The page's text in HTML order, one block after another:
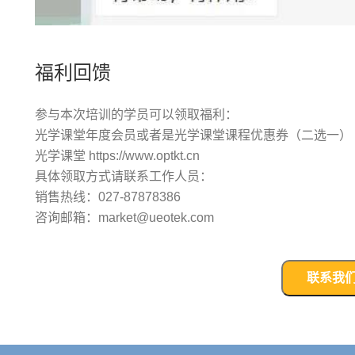
福利回馈
参与本次培训的学员可以领取福利：
光学课堂年度会员或者是光学课堂课程优惠券（二选一）
光学课堂 https://www.optkt.cn
具体领取方式请联系工作人员：
销售热线：027-87878386
咨询邮箱：market@ueotek.com
联系我